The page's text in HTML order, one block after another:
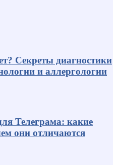
Секреты диагностики
и аллергологии
Телеграма: какие
они отличаются